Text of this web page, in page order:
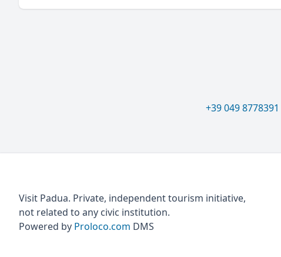
+39 049 8778391
Visit Padua. Private, independent tourism initiative,
not related to any civic institution.
Powered by Proloco.com DMS